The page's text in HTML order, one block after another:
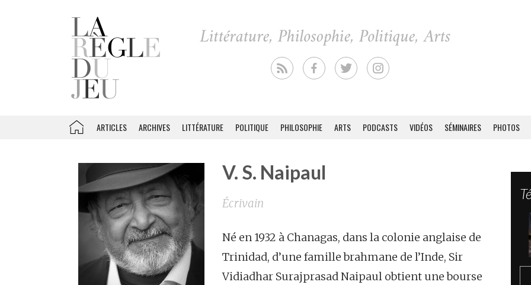
ARTICLES ARCHIVES LITTÉRATURE POLITIQUE PHILOSOPHIE ARTS PODCASTS VIDÉOS SÉMINAIRES PHOTOS
V. S. Naipaul
Écrivain
Né en 1932 à Chanagas, dans la colonie anglaise de
Trinidad, d’une famille brahmane de l’Inde, Sir
Vidiadhar Surajprasad Naipaul obtient une bourse